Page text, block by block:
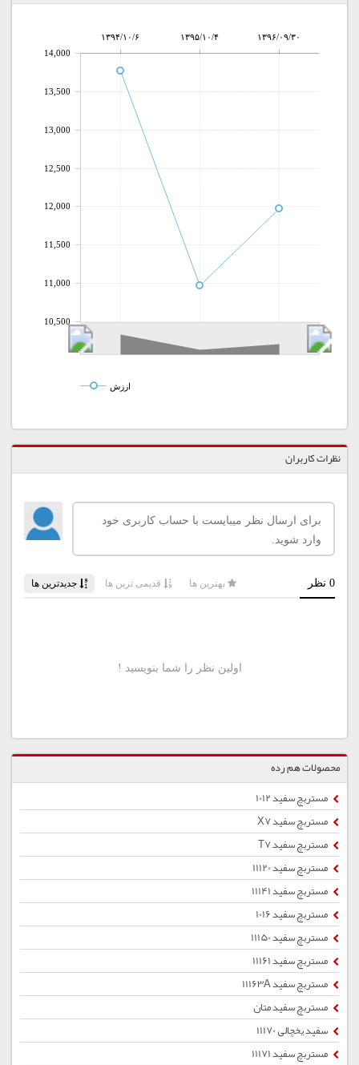
۱۳۹۴/۱۰/۶ ۱۳۹۵/۱۰/۴ ۱۳۹۶/۰۹/۳۰
10,500
11,000
11,500
12,000
12,500
13,000
13,500
14,000
ارزش
نظرات کاربران
محصولات هم رده
مستربچ سفید 1012
مستربچ سفید X7
مستربچ سفید T7
مستربچ سفید 11120
مستربچ سفید 11141
مستربچ سفید 1016
مستربچ سفید 11150
مستربچ سفید 11161
مستربچ سفید 11163A
مستربچ سفید متان
سفید یخچالی 11170
مستربچ سفید 11171